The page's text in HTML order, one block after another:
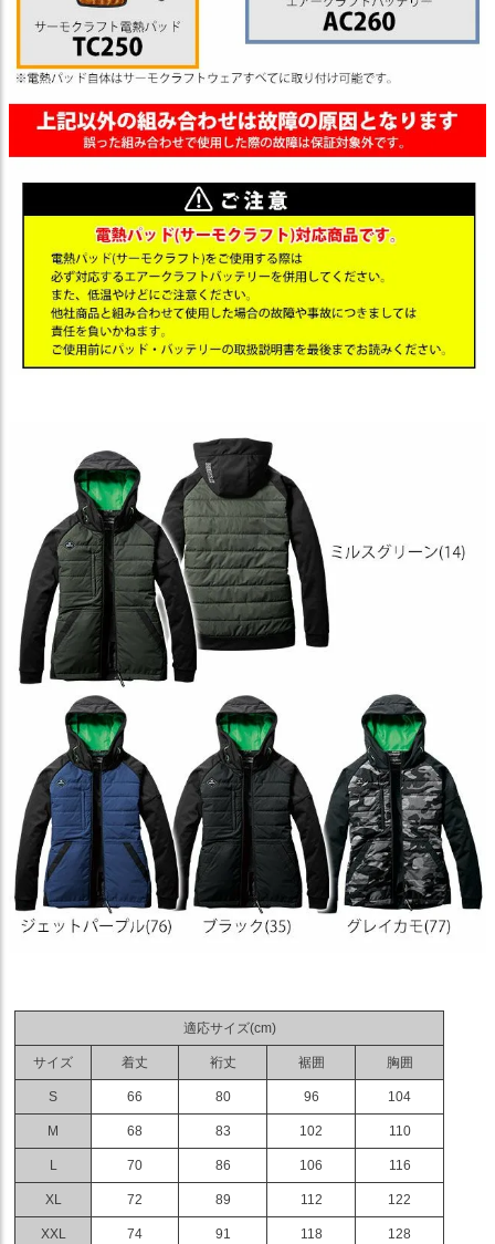
適応サイズ(cm)
サイズ 着丈 裄丈 裾囲 胸囲
S 66 80 96 104
M 68 83 102 110
L 70 86 106 116
XL 72 89 112 122
XXL 74 91 118 128